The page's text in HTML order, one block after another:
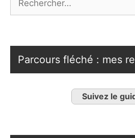
Parcours fléché : mes
Suivez le